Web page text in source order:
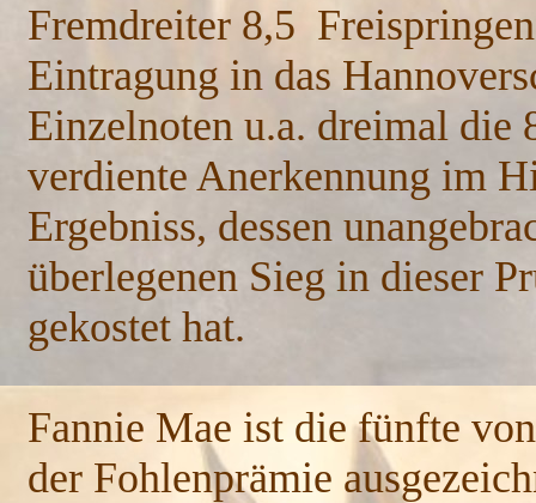
Fremdreiter 8,5
Eintragung in das
Einzelnoten u.a. dreimal die
verdiente Anerkennung im
Ergebniss, dessen
überlegenen Sieg in dieser
gekostet hat.
Fannie Mae ist die fünfte
der Fohlenprämie